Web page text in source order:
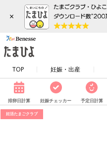
×
TOP 妊娠・出産
排卵日計算 妊娠チェッカー 予定日計算
妊活たまごクラブ